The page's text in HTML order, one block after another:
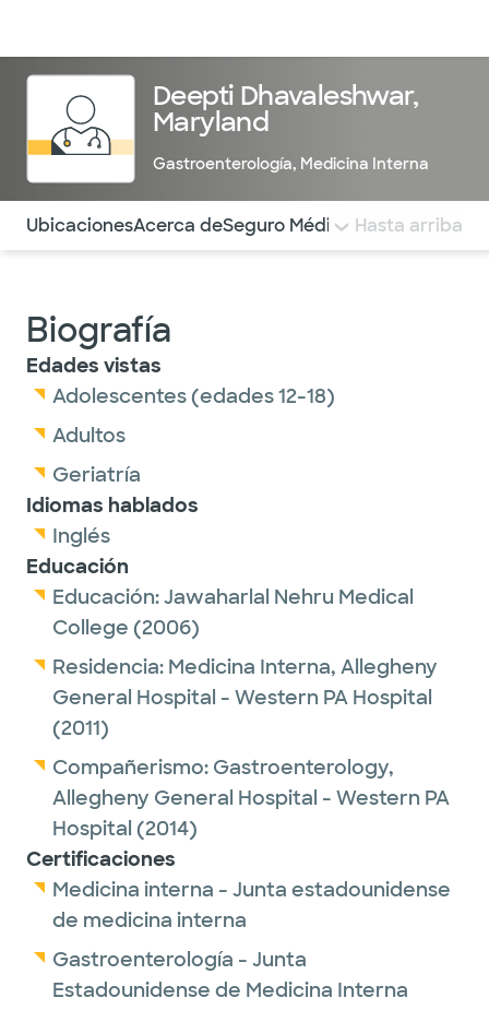
Deepti Dhavaleshwar,
Maryland
Gastroenterología, Medicina Interna
Utilice esta navegación para saltar rápidamente a
UbicacionesAcerca deSeguro Médico COMENTARIOS
Hasta arriba
Biografía
Edades vistas
Adolescentes (edades 12-18)
Adultos
Geriatría
Idiomas hablados
Inglés
Educación
Educación:Jawaharlal Nehru Medical
College (2006)
Residencia: Medicina Interna, Allegheny
General Hospital - Western PA Hospital
(2011)
Compañerismo: Gastroenterology,
Allegheny General Hospital - Western PA
Hospital (2014)
Certificaciones
Medicina interna - Junta estadounidense
de medicina interna
Gastroenterología - Junta
Estadounidense de Medicina Interna